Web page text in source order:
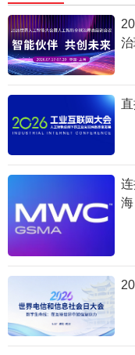
连
海